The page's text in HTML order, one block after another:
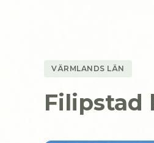
VÄRMLANDS LÄN
Filipstad